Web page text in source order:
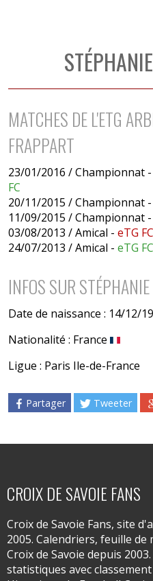
MATCHES DE L'ETG
FRAPPART
23/01/2016 / Championnat -
FC
20/11/2015 / Championnat -
11/09/2015 / Championnat -
03/08/2013 / Amical - eTG FC
24/07/2013 / Amical - eTG FC
INFOS SUR
Date de naissance : 14/12/
Nationalité : France
Ligue : Paris Ile-de-France
Partager Tweeter
CROIX DE SAVOIE FANS
Croix de Savoie Fans, site
2005. Calendriers, feuille
Croix de Savoie depuis
statistiques avec